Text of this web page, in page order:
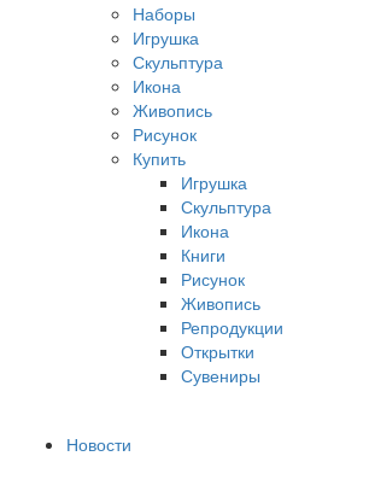
Наборы
Игрушка
Скульптура
Икона
Живопись
Рисунок
Купить
Игрушка
Скульптура
Икона
Книги
Рисунок
Живопись
Репродукции
Открытки
Сувениры
Новости